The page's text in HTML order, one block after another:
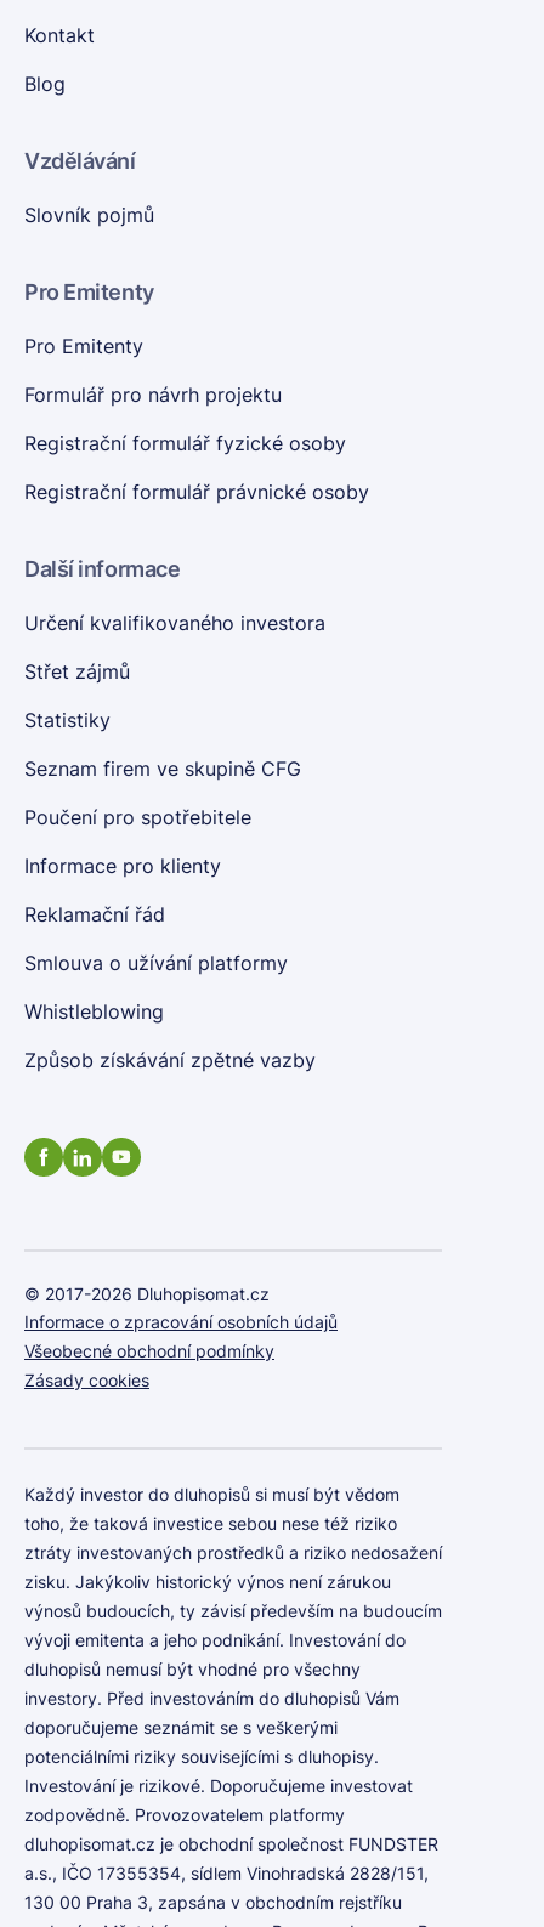
Kontakt
Blog
Vzdělávání
Slovník pojmů
Pro Emitenty
Pro Emitenty
Formulář pro návrh projektu
Registrační formulář fyzické osoby
Registrační formulář právnické osoby
Další informace
Určení kvalifikovaného investora
Střet zájmů
Statistiky
Seznam firem ve skupině CFG
Poučení pro spotřebitele
Informace pro klienty
Reklamační řád
Smlouva o užívání platformy
Whistleblowing
Způsob získávání zpětné vazby
© 2017-2026 Dluhopisomat.cz
Informace o zpracování osobních údajů
Všeobecné obchodní podmínky
Zásady cookies
Každý investor do dluhopisů si musí být vědom
toho, že taková investice sebou nese též riziko
ztráty investovaných prostředků a riziko nedosažení
zisku. Jakýkoliv historický výnos není zárukou
výnosů budoucích, ty závisí především na budoucím
vývoji emitenta a jeho podnikání. Investování do
dluhopisů nemusí být vhodné pro všechny
investory. Před investováním do dluhopisů Vám
doporučujeme seznámit se s veškerými
potenciálními riziky souvisejícími s dluhopisy.
Investování je rizikové. Doporučujeme investovat
zodpovědně. Provozovatelem platformy
dluhopisomat.cz je obchodní společnost FUNDSTER
a.s., IČO 17355354, sídlem Vinohradská 2828/151,
130 00 Praha 3, zapsána v obchodním rejstříku